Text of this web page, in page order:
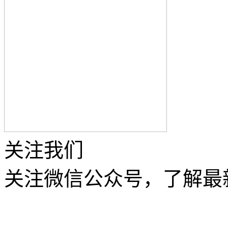
关注我们
关注微信公众号，了解